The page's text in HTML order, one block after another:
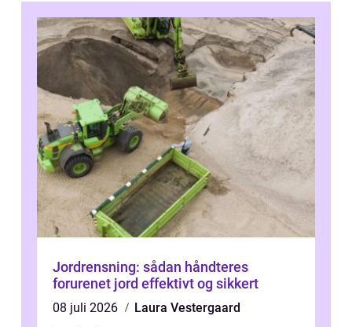
Jordrensning: sådan håndteres
forurenet jord effektivt og sikkert
08 juli 2026
Laura Vestergaard